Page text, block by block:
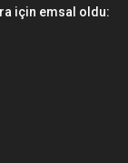
için emsal oldu: